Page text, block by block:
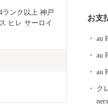
ンク以上 神戸
ヒレ サーロイ
す。
あり
と青
大変
お支
au
au
au
ク